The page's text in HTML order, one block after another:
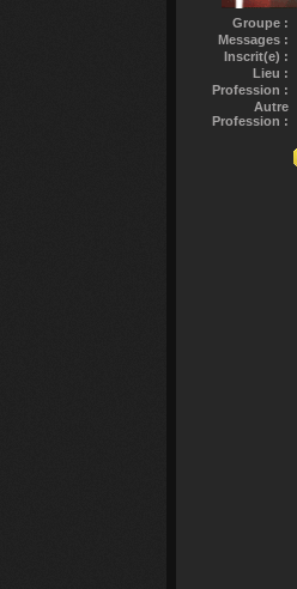
Groupe :
Messages :
Inscrit(e) :
Lieu :
Profession :
Autre
Profession :